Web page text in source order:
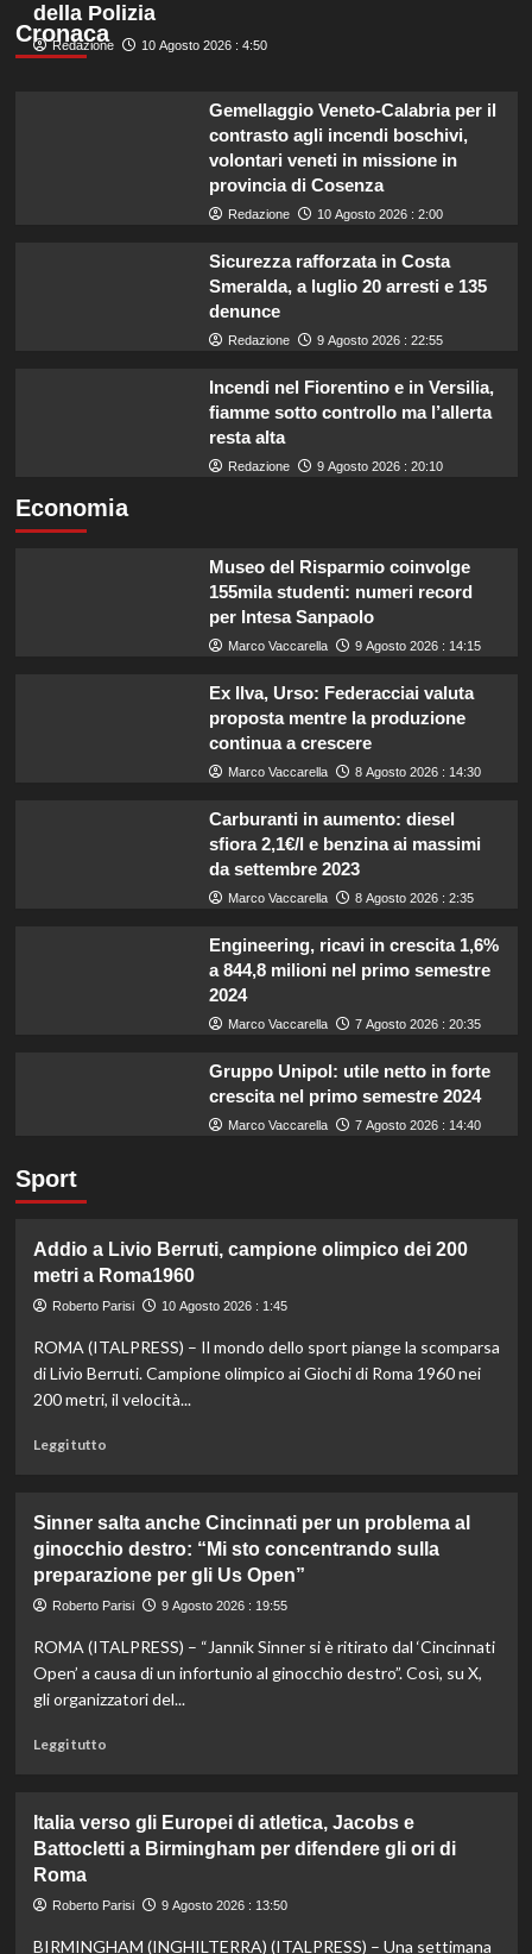
Cronaca
della Polizia
Redazione 10 Agosto 2026 : 4:50
Gemellaggio Veneto-Calabria per il
contrasto agli incendi boschivi,
volontari veneti in missione in
provincia di Cosenza
Redazione 10 Agosto 2026 : 2:00
Sicurezza rafforzata in Costa
Smeralda, a luglio 20 arresti e 135
denunce
Redazione 9 Agosto 2026 : 22:55
Incendi nel Fiorentino e in Versilia,
fiamme sotto controllo ma l’allerta
resta alta
Redazione 9 Agosto 2026 : 20:10
Economia
Museo del Risparmio coinvolge
155mila studenti: numeri record
per Intesa Sanpaolo
Marco Vaccarella 9 Agosto 2026 : 14:15
Ex Ilva, Urso: Federacciai valuta
proposta mentre la produzione
continua a crescere
Marco Vaccarella 8 Agosto 2026 : 14:30
Carburanti in aumento: diesel
sfiora 2,1€/l e benzina ai massimi
da settembre 2023
Marco Vaccarella 8 Agosto 2026 : 2:35
Engineering, ricavi in crescita 1,6%
a 844,8 milioni nel primo semestre
2024
Marco Vaccarella 7 Agosto 2026 : 20:35
Gruppo Unipol: utile netto in forte
crescita nel primo semestre 2024
Marco Vaccarella 7 Agosto 2026 : 14:40
Sport
Addio a Livio Berruti, campione olimpico dei 200
metri a Roma1960
Roberto Parisi 10 Agosto 2026 : 1:45
ROMA (ITALPRESS) – Il mondo dello sport piange la scomparsa
di Livio Berruti. Campione olimpico ai Giochi di Roma 1960 nei
200 metri, il velocità...
Leggi tuttoLeggi
Addio
a
Livio
Berruti,
olimpico
dei
Sinner salta anche Cincinnati per un problema al
ginocchio destro: “Mi sto concentrando sulla
preparazione per gli Us Open”
Roberto Parisi 9 Agosto 2026 : 19:55
ROMA (ITALPRESS) – “Jannik Sinner si è ritirato dal ‘Cincinnati
Open’ a causa di un infortunio al ginocchio destro”. Così, su X,
gli organizzatori del...
Leggi tuttoLeggi
Sinner
salta
Cincinnati
un
Italia verso gli Europei di atletica, Jacobs e
Battocletti a Birmingham per difendere gli ori di
Roma
Roberto Parisi 9 Agosto 2026 : 13:50
BIRMINGHAM (INGHILTERRA) (ITALPRESS) – Una settimana